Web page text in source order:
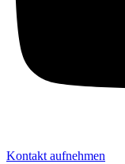
Kontakt aufnehmen